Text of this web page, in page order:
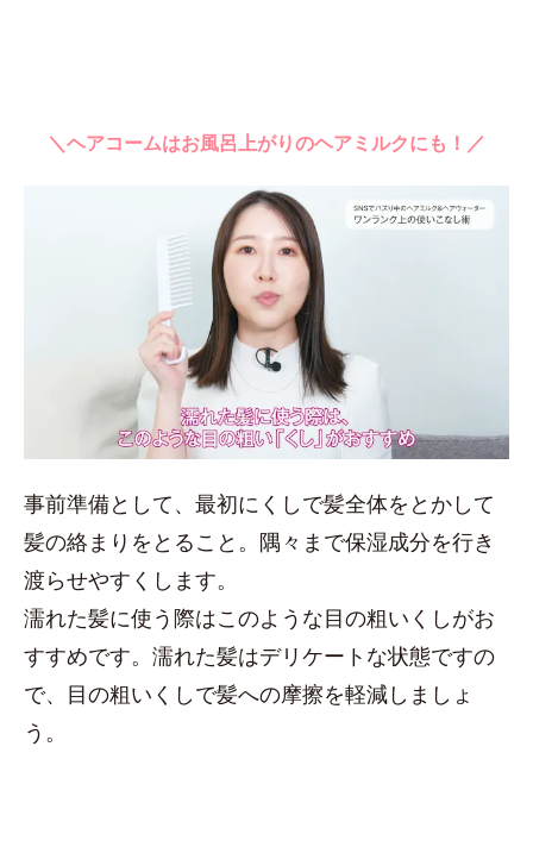
＼ヘアコームはお風呂上がりのヘアミルクにも！／
事前準備として、最初にくしで髪全体をとかして
髪の絡まりをとること。隅々まで保湿成分を行き
渡らせやすくします。
濡れた髪に使う際はこのような目の粗いくしがお
すすめです。濡れた髪はデリケートな状態ですの
で、目の粗いくしで髪への摩擦を軽減しましょ
う。